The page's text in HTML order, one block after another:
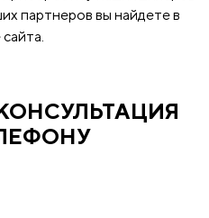
партнеров вы найдете в